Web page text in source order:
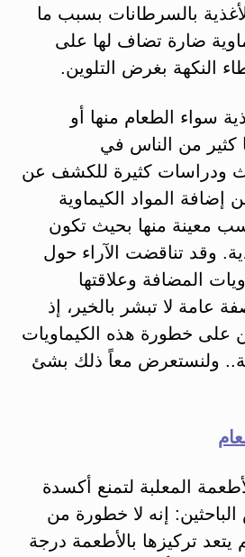
بالسرطانات بسبب ما
ضارة تضاف لها على
النكهة بغرض التلوين.
سواء الطعام منها أو
كثير من الناس في
ودراسات كثيرة للكشف عن
إضافة المواد الكيماوية
معينة منها بحيث تكون
وقد تناقضت الآراء حول
المضافة وعلاقتها
عامة لا تبشر بالخير، إذ
على خطورة هذه الكيماويات
ولنستعرض معاً ذلك بشئ
المعلبة لتمنع أكسدة
إنه لا خطورة من
يتعد تركيزها بالأطعمة درجة